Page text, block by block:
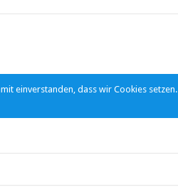
einverstanden, dass wir Cookies setzen.